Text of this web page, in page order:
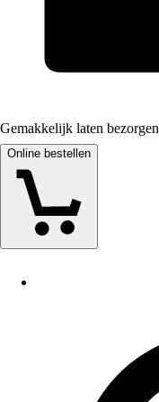
Gemakkelijk laten bezorgen
Online bestellen